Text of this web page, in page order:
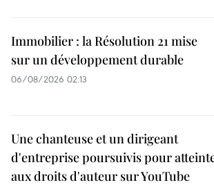
Immobilier : la Résolution 21 mise
sur un développement durable
06/08/2026 02:13
Une chanteuse et un dirigeant
d'entreprise poursuivis pour
aux droits d'auteur sur YouTube